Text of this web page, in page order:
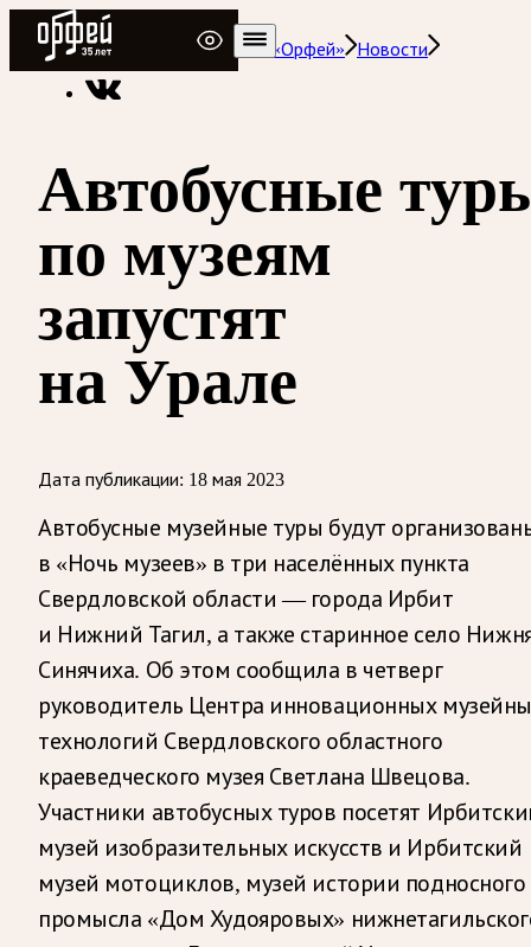
Радио Орфей
Радио классической музыки «Орфей»
Новости
Автобусные
по музеям
запустят
на Урале
Дата публикации: 18 мая 2023
Автобусные музейные туры будут
в «Ночь музеев» в три населённых пункта
Свердловской области — города Ирбит
и Нижний Тагил, а также старинное село
Синячиха. Об этом сообщила в четверг
руководитель Центра инновационных
технологий Свердловского областного
краеведческого музея Светлана Швецова.
Участники автобусных туров посетят
музей изобразительных искусств и Ирбитский
музей мотоциклов, музей истории подносного
промысла «Дом Худояровых»